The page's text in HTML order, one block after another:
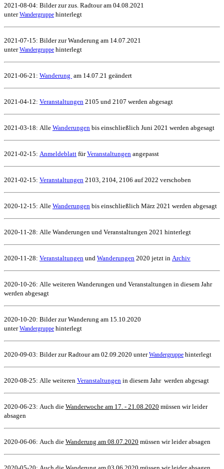
2021-08-04: Bilder zur zus. Radtour am 04.08.2021
unterWandergruppe hinterlegt
2021-07-15: Bilder zur Wanderung am 14.07.2021
unterWandergruppe hinterlegt
2021-06-21: Wanderung am 14.07.21 geändert
2021-04-12: Veranstaltungen 2105 und 2107 werden abgesagt
2021-03-18: Alle Wanderungen bis einschließlich Juni 2021 werden abgesagt
2021-02-15: Anmeldeblatt fürVeranstaltungen angepasst
2021-02-15: Veranstaltungen 2103, 2104, 2106 auf 2022 verschoben
2020-12-15: Alle Wanderungen bis einschließlich März 2021 werden abgesagt
2020-11-28: Alle Wanderungen und Veranstaltungen 2021 hinterlegt
2020-11-28: Veranstaltungen und Wanderungen 2020 jetzt in Archiv
2020-10-26: Alle weiteren Wanderungen und Veranstaltungen in diesem Jahr
werden abgesagt
2020-10-20: Bilder zur Wanderung am 15.10.2020
unterWandergruppe hinterlegt
2020-09-03: Bilder zur Radtour am 02.09.2020 unterWandergruppe hinterlegt
2020-08-25: Alle weiteren Veranstaltungen in diesem Jahr werden abgesagt
2020-06-23: Auch die Wanderwoche am 17. - 21.08.2020 müssen wir leider
absagen
2020-06-06: Auch die Wanderung am 08.07.2020 müssen wir leider absagen